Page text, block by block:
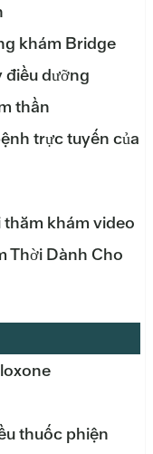
khám Bridge
dưỡng
thần
trực tuyến của
khám video
Thời Dành Cho
thuốc phiện